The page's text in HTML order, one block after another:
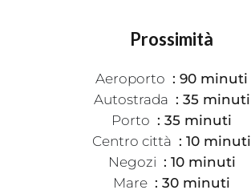
Prossimità
Aeroporto
90 minuti
Autostrada
35 minuti
Porto
35 minuti
Centro città
10 minuti
Negozi
10 minuti
Mare
30 minuti